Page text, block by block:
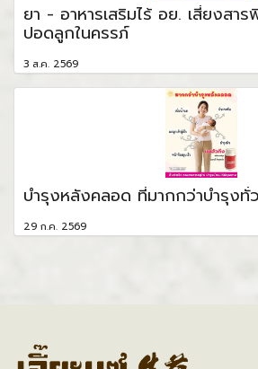
ยา - อาหารเสริมไร้ อย. เสี่ยงสา
ปอดลูกในครรภ์
3 ส.ค. 2569
บำรุงหลังคลอด ที่มากกว่าบำรุงทั่
29 ก.ค. 2569